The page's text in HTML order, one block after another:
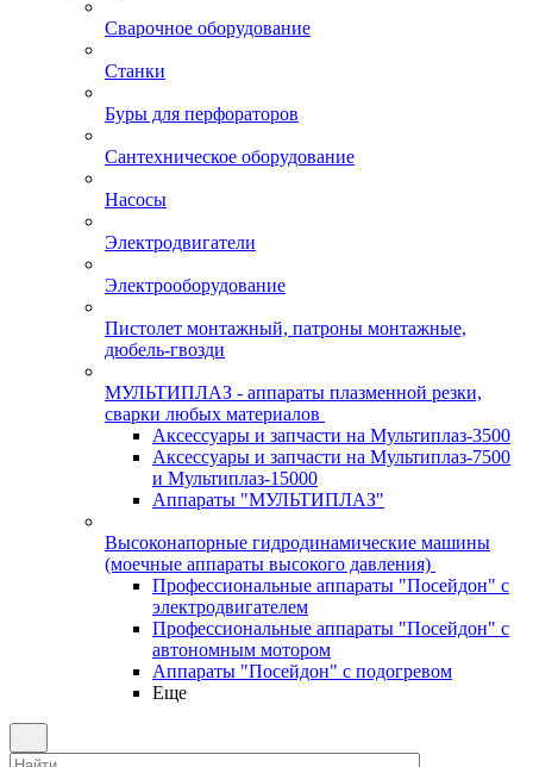
Сварочное оборудование
Станки
Буры для перфораторов
Сантехническое оборудование
Насосы
Электродвигатели
Электрооборудование
Пистолет монтажный, патроны монтажные,
дюбель-гвозди
МУЛЬТИПЛАЗ - аппараты плазменной резки,
сварки любых материалов
Аксессуары и запчасти на Мультиплаз-3500
Аксессуары и запчасти на Мультиплаз-7500
и Мультиплаз-15000
Аппараты "МУЛЬТИПЛАЗ"
Высоконапорные гидродинамические машины
(моечные аппараты высокого давления)
Профессиональные аппараты "Посейдон" с
электродвигателем
Профессиональные аппараты "Посейдон" с
автономным мотором
Аппараты "Посейдон" с подогревом
Еще